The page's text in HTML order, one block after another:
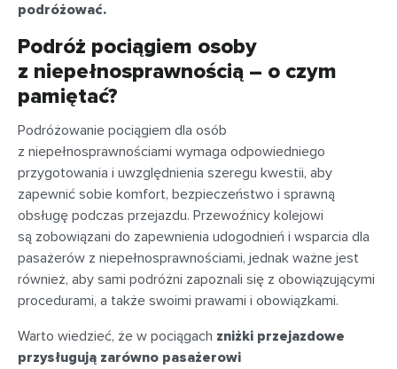
podróżować.
Podróż pociągiem osoby
z niepełnosprawnością – o czym
pamiętać?
Podróżowanie pociągiem dla osób
z niepełnosprawnościami wymaga odpowiedniego
przygotowania i uwzględnienia szeregu kwestii, aby
zapewnić sobie komfort, bezpieczeństwo i sprawną
obsługę podczas przejazdu. Przewoźnicy kolejowi
są zobowiązani do zapewnienia udogodnień i wsparcia dla
pasażerów z niepełnosprawnościami, jednak ważne jest
również, aby sami podróżni zapoznali się z obowiązującymi
procedurami, a także swoimi prawami i obowiązkami.
Warto wiedzieć, że w pociągach zniżki przejazdowe
przysługują zarówno pasażerowi